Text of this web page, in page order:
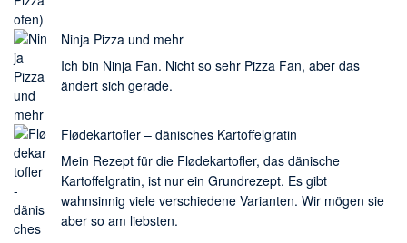
Ninja Pizza und mehr
Ich bin Ninja Fan. Nicht so sehr Pizza Fan, aber das
ändert sich gerade.
Flødekartofler – dänisches Kartoffelgratin
Mein Rezept für die Flødekartofler, das dänische
Kartoffelgratin, ist nur ein Grundrezept. Es gibt
wahnsinnig viele verschiedene Varianten. Wir mögen sie
aber so am liebsten.